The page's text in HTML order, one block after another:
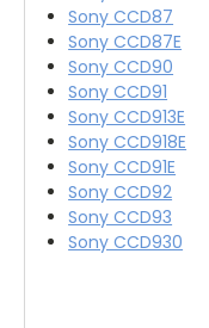
Sony CCD87
Sony CCD87E
Sony CCD90
Sony CCD91
Sony CCD913E
Sony CCD918E
Sony CCD91E
Sony CCD92
Sony CCD93
Sony CCD930